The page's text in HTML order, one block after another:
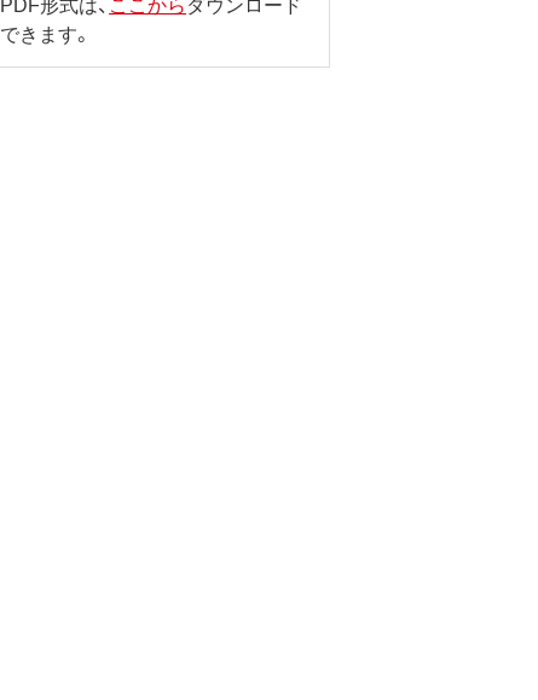
できます。